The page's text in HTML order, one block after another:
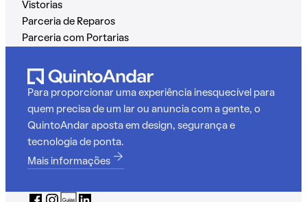
Vistorias
Parceria de Reparos
Parceria com Portarias
Para proporcionar uma experiência inesquecível para
quem precisa de um lar ou anuncia com a gente, o
QuintoAndar aposta em design, segurança e
tecnologia de ponta.
Mais informações